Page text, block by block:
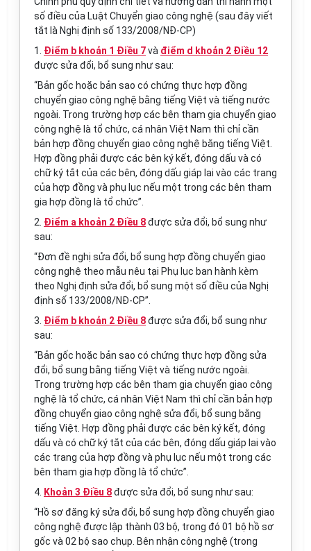
số điều của Luật Chuyển giao công nghệ (sau đây viết
tắt là Nghị định số 133/2008/NĐ-CP)
1.
Điểm b khoản 1 Điều 7và điểm d khoản 2 Điều 12
được sửa đổi, bổ sung như sau:
“Bản gốc hoặc bản sao có chứng thực hợp đồng
chuyển giao công nghệ bằng tiếng Việt và tiếng nước
ngoài. Trong trường hợp các bên tham gia chuyển giao
công nghệ là tổ chức, cá nhân Việt Nam thì chỉ cần
bản hợp đồng chuyển giao công nghệ bằng tiếng Việt.
Hợp đồng phải được các bên ký kết, đóng dấu và có
chữ ký tắt của các bên, đóng dấu giáp lai vào các trang
của hợp đồng và phụ lục nếu một trong các bên tham
gia hợp đồng là tổ chức”.
2. Điểm a khoản 2 Điều 8được sửa đổi, bổ sung như
sau:
“Đơn đề nghị sửa đổi, bổ sung hợp đồng chuyển giao
công nghệ theo mẫu nêu tại Phụ lục ban hành kèm
theo Nghị định sửa đổi, bổ sung một số điều của Nghị
định số 133/2008/NĐ-CP”.
3. Điểm b khoản 2 Điều 8được sửa đổi, bổ sung như
sau:
“Bản gốc hoặc bản sao có chứng thực hợp đồng sửa
đổi, bổ sung bằng tiếng Việt và tiếng nước ngoài.
Trong trường hợp các bên tham gia chuyển giao công
nghệ là tổ chức, cá nhân Việt Nam thì chỉ cần bản hợp
đồng chuyển giao công nghệ sửa đổi, bổ sung bằng
tiếng Việt. Hợp đồng phải được các bên ký kết, đóng
dấu và có chữ ký tắt của các bên, đóng dấu giáp lai vào
các trang của hợp đồng và phụ lục nếu một trong các
bên tham gia hợp đồng là tổ chức”.
4. Khoản 3 Điều 8được sửa đổi, bổ sung như sau:
“Hồ sơ đăng ký sửa đổi, bổ sung hợp đồng chuyển giao
công nghệ được lập thành 03 bộ, trong đó 01 bộ hồ sơ
gốc và 02 bộ sao chụp. Bên nhận công nghệ (trong